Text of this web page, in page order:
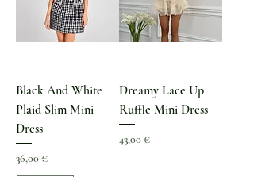
Black And White
Plaid Slim Mini
Dress
Preis
36,00 €
Dreamy Lace Up
Ruffle Mini Dress
Preis
43,00 €